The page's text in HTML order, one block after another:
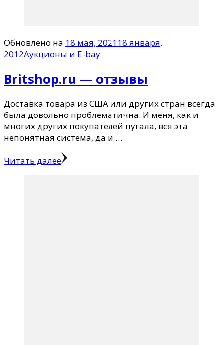
Обновлено на 18 мая, 202118 января,
2012Аукционы и E-bay
Britshop.ru — отзывы
Доставка товара из США или других стран всегда
была довольно проблематична. И меня, как и
многих других покупателей пугала, вся эта
непонятная система, да и …
Читать далее